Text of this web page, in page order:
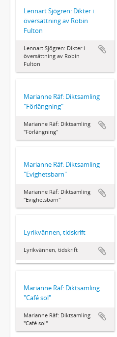
Lennart Sjögren: Dikter i
översättning av Robin
Fulton
Lennart Sjögren: Dikter i
översättning av Robin
Fulton
Marianne Räf: Diktsamling
"Förlängning"
Marianne Räf: Diktsamling
"Förlängning"
Marianne Räf: Diktsamling
"Evighetsbarn"
Marianne Räf: Diktsamling
"Evighetsbarn"
Lyrikvännen, tidskrift
Lyrikvännen, tidskrift
Marianne Räf: Diktsamling
"Café sol"
Marianne Räf: Diktsamling
"Café sol"